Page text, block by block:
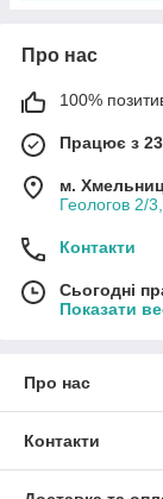
Про нас
100%
Працює з
м.
Геологов 2/
Контакти
Сьогодні
Показати
Про нас
Контакти